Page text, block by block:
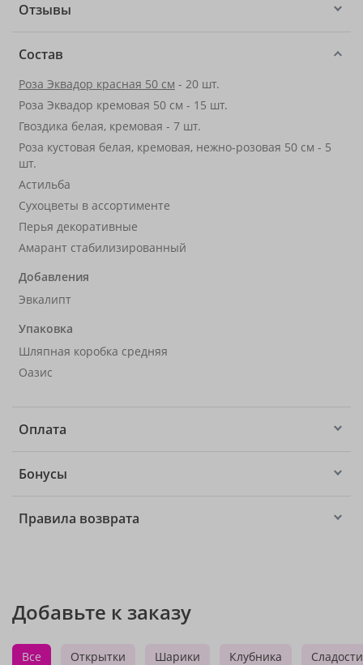
Отзывы
Состав
Роза Эквадор красная 50 см - 20 шт.
Роза Эквадор кремовая 50 см - 15 шт.
Гвоздика белая, кремовая - 7 шт.
Роза кустовая белая, кремовая, нежно-розовая 50 см - 5
шт.
Астильба
Сухоцветы в ассортименте
Перья декоративные
Амарант стабилизированный
Добавления
Эвкалипт
Упаковка
Шляпная коробка средняя
Оазис
Оплата
Бонусы
Правила возврата
Добавьте к заказу
Все Открытки Шарики Клубника Сладости